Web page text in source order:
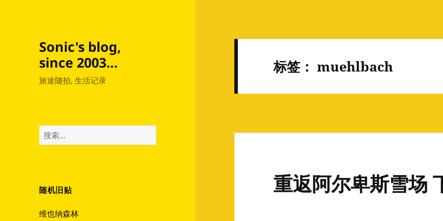
Sonic's blog,
since 2003…
旅途随拍, 生活记录
搜
索：
随机旧贴
维也纳森林
标签：muehlbach
重返阿尔卑斯雪场